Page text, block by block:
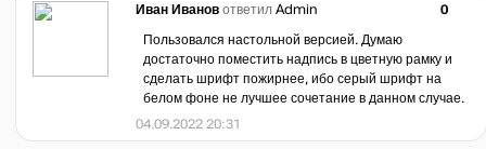
Иван Иванов ответил Admin
0
Пользовался настольной версией. Думаю
достаточно поместить надпись в цветную рамку и
сделать шрифт пожирнее, ибо серый шрифт на
белом фоне не лучшее сочетание в данном случае.
04.09.2022 20:31